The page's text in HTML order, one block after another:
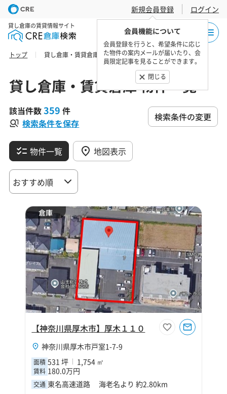
新規会員登録
会員機能について
会員登録を行うと、希望条件に応じ
た物件の案内メールが届いたり、会
員限定記事を見ることができます。
閉じる
ログイン
貸し倉庫の賃貸情報サイト
トップ 貸し倉庫・賃貸倉庫 物件一覧
貸し倉庫・賃貸倉庫 物件一覧
該当件数359 件
検索条件を保存
検索条件の変更
物件一覧 地図表示
倉庫
【神奈川県厚木市】厚木１１０
神奈川県厚木市戸室1-7-9
面積 531 坪 1,754 ㎡
賃料 180.0万円
交通 東名高速道路 海老名より 約2.80km